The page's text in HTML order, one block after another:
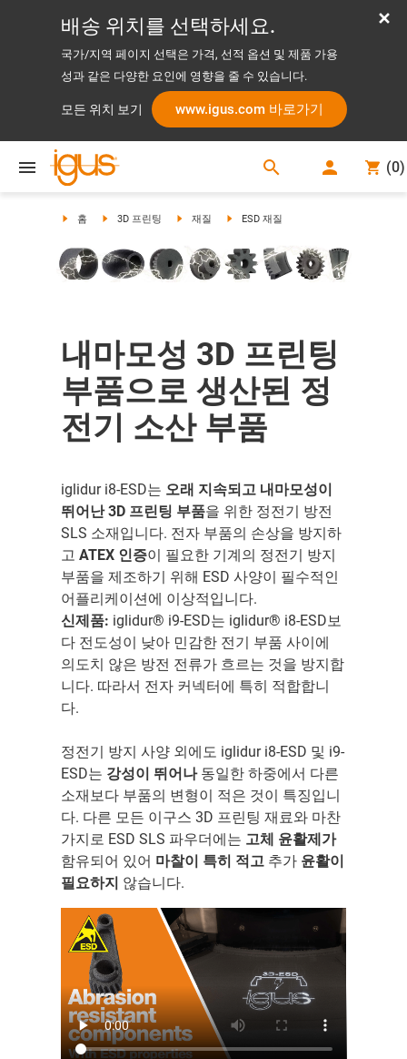
배송 위치를 선택하세요.
국가/지역 페이지 선택은 가격, 선적 옵션 및 제품 가용
성과 같은 다양한 요인에 영향을 줄 수 있습니다.
모든 위치 보기 www.igus.com 바로가기
search (0)
홈 3D 프린팅 재질 ESD 재질
내마모성 3D 프린팅
부품으로 생산된 정
전기 소산 부품
iglidur i8-ESD는 오래 지속되고 내마모성이
뛰어난 3D 프린팅 부품을 위한 정전기 방전
SLS 소재입니다. 전자 부품의 손상을 방지하
고 ATEX 인증이 필요한 기계의 정전기 방지
부품을 제조하기 위해 ESD 사양이 필수적인
어플리케이션에 이상적입니다.
신제품: iglidur® i9-ESD는 iglidur® i8-ESD보
다 전도성이 낮아 민감한 전기 부품 사이에
의도치 않은 방전 전류가 흐르는 것을 방지합
니다. 따라서 전자 커넥터에 특히 적합합니
다.
정전기 방지 사양 외에도 iglidur i8-ESD 및 i9-
ESD는 강성이 뛰어나동일한 하중에서 다른
소재보다 부품의 변형이 적은 것이 특징입니
다. 다른 모든 이구스 3D 프린팅 재료와 마찬
가지로 ESD SLS 파우더에는 고체 윤활제가
함유되어 있어 마찰이 특히 적고 추가 윤활이
필요하지 않습니다.